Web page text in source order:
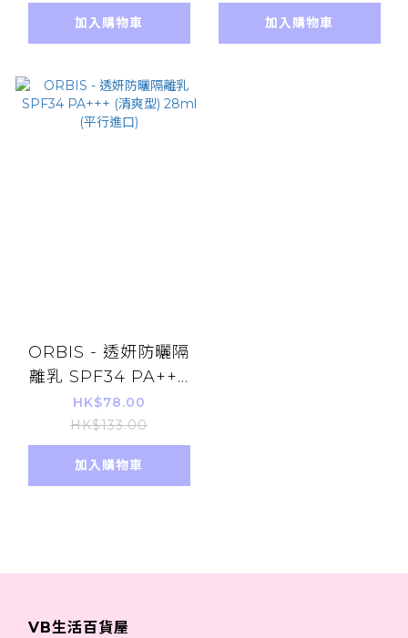
加入購物車 加入購物車
ORBIS - 透妍防曬隔
離乳 SPF34 PA+++
(清爽型) 28ml (平行
進口)
HK$78.00
HK$133.00
加入購物車
VB生活百貨屋